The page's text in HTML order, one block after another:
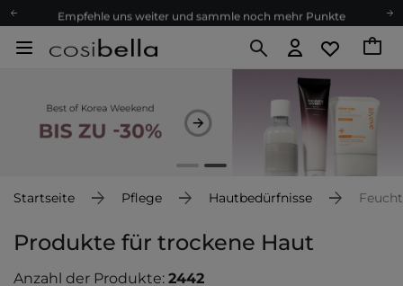
Empfehle uns weiter und sammle noch mehr Punkte
Kostenloser Versand ab 60 €
Versand nach Deutschland und Österreich
Treueprogramm
Empfehle uns weiter und sammle noch mehr Punkte
Kostenloser Versand ab 60 €
Startseite Pflege Hautbedürfnisse
Produkte für trockene Haut
Anzahl der Produkte: 2442